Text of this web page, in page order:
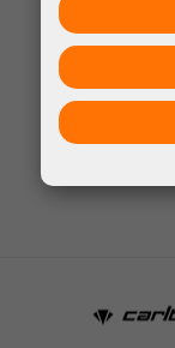
KRATKE
TIPS 50KOM
4,75 €